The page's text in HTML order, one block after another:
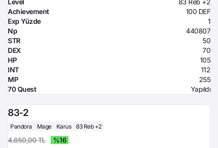
Level
83 Reb +2
Achievement
100 DEF
Exp Yüzde
1
Np
440807
STR
50
DEX
70
HP
105
INT
112
MP
255
70 Quest
Yapıldı
83-2
Pandora Mage Karus 83 Reb +2
4.850,00 TL %16